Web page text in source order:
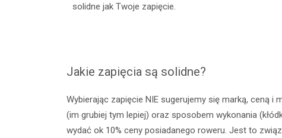
solidne jak Twoje zapięcie.
Jakie zapięcia są solidne?
Wybierając zapięcie NIE sugerujemy się marką, ceną i
(im grubiej tym lepiej) oraz sposobem wykonania
wydać ok 10% ceny posiadanego roweru. Jest to